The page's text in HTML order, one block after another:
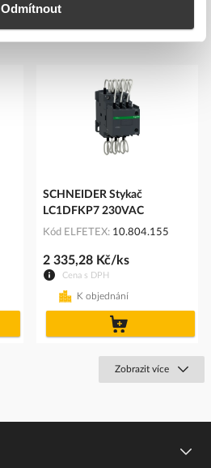
Odmítnout
SCHNEIDER Stykač
LC1DFKP7 230VAC
Kód ELFETEX 10.804.155
Cena s DPH
2 335,28 Kč/ks
K objednání
Zobrazit více